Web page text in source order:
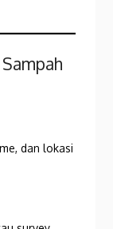
dan lokasi